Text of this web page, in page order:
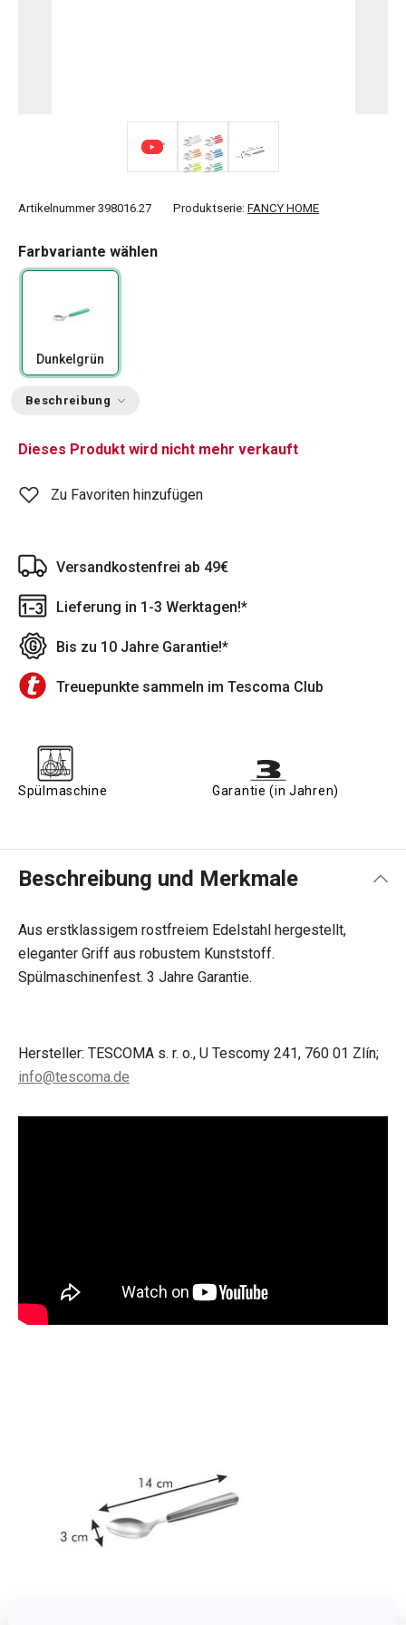
Artikelnummer 398016.27 Produktserie: FANCY HOME
Farbvariante wählen
Dunkelgrün
Beschreibung
Dieses Produkt wird nicht mehr verkauft
Zu Favoriten hinzufügen
Versandkostenfrei ab 49€
Lieferung in 1-3 Werktagen!*
Bis zu 10 Jahre Garantie!*
Treuepunkte sammeln im Tescoma Club
Spülmaschine Garantie (in Jahren)
Beschreibung und Merkmale
Aus erstklassigem rostfreiem Edelstahl hergestellt,
eleganter Griff aus robustem Kunststoff.
Spülmaschinenfest. 3 Jahre Garantie.
Hersteller: TESCOMA s. r. o., U Tescomy 241, 760 01 Zlín;
info@tescoma.de